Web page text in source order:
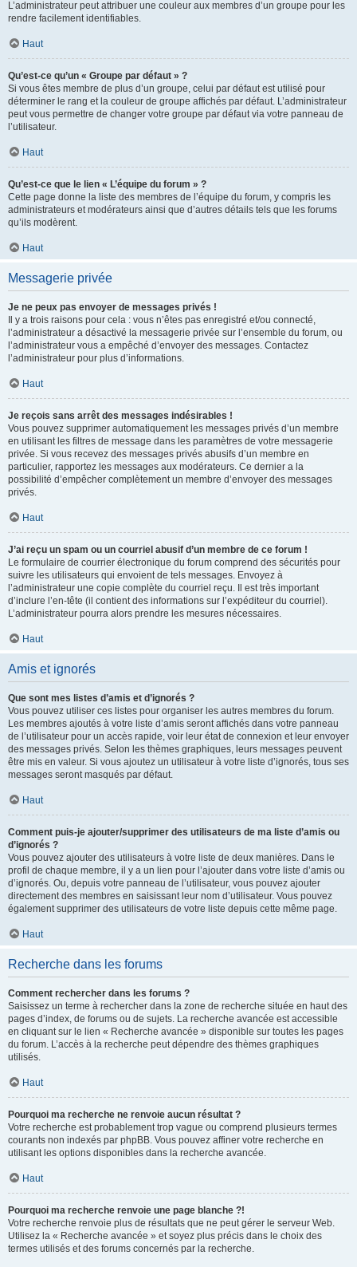
L’administrateur peut attribuer une couleur aux membres d’un groupe pour les
rendre facilement identifiables.
Haut
Qu’est-ce qu’un « Groupe par défaut » ?
Si vous êtes membre de plus d’un groupe, celui par défaut est utilisé pour
déterminer le rang et la couleur de groupe affichés par défaut. L’administrateur
peut vous permettre de changer votre groupe par défaut via votre panneau de
l’utilisateur.
Haut
Qu’est-ce que le lien « L’équipe du forum » ?
Cette page donne la liste des membres de l’équipe du forum, y compris les
administrateurs et modérateurs ainsi que d’autres détails tels que les forums
qu’ils modèrent.
Haut
Messagerie privée
Je ne peux pas envoyer de messages privés !
Il y a trois raisons pour cela : vous n’êtes pas enregistré et/ou connecté,
l’administrateur a désactivé la messagerie privée sur l’ensemble du forum, ou
l’administrateur vous a empêché d’envoyer des messages. Contactez
l’administrateur pour plus d’informations.
Haut
Je reçois sans arrêt des messages indésirables !
Vous pouvez supprimer automatiquement les messages privés d’un membre
en utilisant les filtres de message dans les paramètres de votre messagerie
privée. Si vous recevez des messages privés abusifs d’un membre en
particulier, rapportez les messages aux modérateurs. Ce dernier a la
possibilité d’empêcher complètement un membre d’envoyer des messages
privés.
Haut
J’ai reçu un spam ou un courriel abusif d’un membre de ce forum !
Le formulaire de courrier électronique du forum comprend des sécurités pour
suivre les utilisateurs qui envoient de tels messages. Envoyez à
l’administrateur une copie complète du courriel reçu. Il est très important
d’inclure l’en-tête (il contient des informations sur l’expéditeur du courriel).
L’administrateur pourra alors prendre les mesures nécessaires.
Haut
Amis et ignorés
Que sont mes listes d’amis et d’ignorés ?
Vous pouvez utiliser ces listes pour organiser les autres membres du forum.
Les membres ajoutés à votre liste d’amis seront affichés dans votre panneau
de l’utilisateur pour un accès rapide, voir leur état de connexion et leur envoyer
des messages privés. Selon les thèmes graphiques, leurs messages peuvent
être mis en valeur. Si vous ajoutez un utilisateur à votre liste d’ignorés, tous ses
messages seront masqués par défaut.
Haut
Comment puis-je ajouter/supprimer des utilisateurs de ma liste d’amis ou
d’ignorés ?
Vous pouvez ajouter des utilisateurs à votre liste de deux manières. Dans le
profil de chaque membre, il y a un lien pour l’ajouter dans votre liste d’amis ou
d’ignorés. Ou, depuis votre panneau de l’utilisateur, vous pouvez ajouter
directement des membres en saisissant leur nom d’utilisateur. Vous pouvez
également supprimer des utilisateurs de votre liste depuis cette même page.
Haut
Recherche dans les forums
Comment rechercher dans les forums ?
Saisissez un terme à rechercher dans la zone de recherche située en haut des
pages d’index, de forums ou de sujets. La recherche avancée est accessible
en cliquant sur le lien « Recherche avancée » disponible sur toutes les pages
du forum. L’accès à la recherche peut dépendre des thèmes graphiques
utilisés.
Haut
Pourquoi ma recherche ne renvoie aucun résultat ?
Votre recherche est probablement trop vague ou comprend plusieurs termes
courants non indexés par phpBB. Vous pouvez affiner votre recherche en
utilisant les options disponibles dans la recherche avancée.
Haut
Pourquoi ma recherche renvoie une page blanche ?!
Votre recherche renvoie plus de résultats que ne peut gérer le serveur Web.
Utilisez la « Recherche avancée » et soyez plus précis dans le choix des
termes utilisés et des forums concernés par la recherche.